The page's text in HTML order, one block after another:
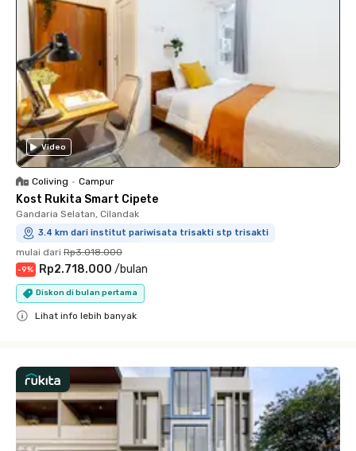
Video
Coliving • Campur
Kost Rukita Smart Cipete
Gandaria Selatan, Cilandak
3.4 km dari institut pariwisata trisakti stp trisakti
mulai dari Rp3.018.000
-9% Rp2.718.000 /bulan
Diskon di bulan pertama
Lihat info lebih banyak